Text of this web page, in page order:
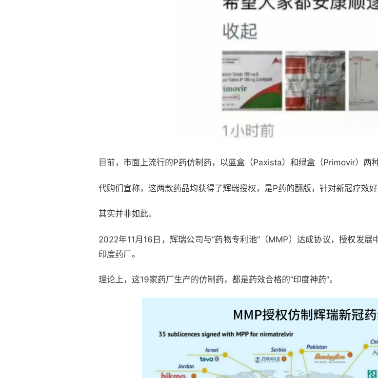
目前，市面上流行的P药仿制药，以蓝盒（Paxista）和绿盒（Primovir）两
代购们宣称，这两款药品均获得了辉瑞授权，是P药的翻版，针对新冠疗效好
其实并非如此。
2022年11月16日，辉瑞公司与“药物专利池”（MMP）达成协议，授权发
印度药厂。
理论上，这19家药厂生产的仿制药，都是药效合格的“印度神药”。